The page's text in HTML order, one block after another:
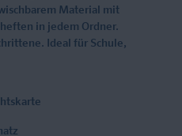
Material mit
in jedem Ordner.
Ideal für Schule,